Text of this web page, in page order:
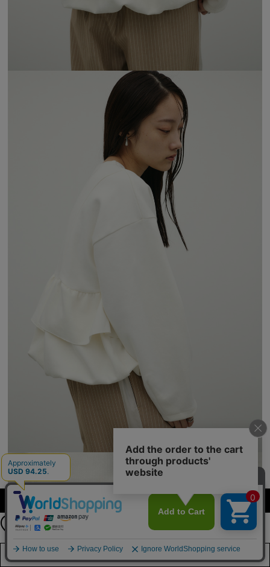
カラーを選択する（フリーサイズ）
店舗在庫を見る
公式LINEアカウント
お友達登録で
最新情報を配信中
詳しくはこちら